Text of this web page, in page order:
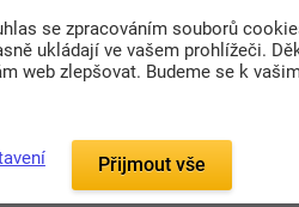
hřeje. Díky své
se zpracováním souborů
ukládají ve vašem prohlížeči.
web zlepšovat. Budeme se k
Přijmout vše